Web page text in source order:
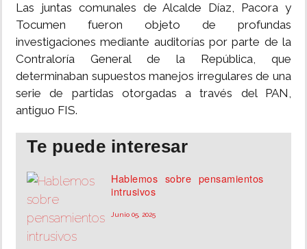
Las juntas comunales de Alcalde Díaz, Pacora y
Tocumen fueron objeto de profundas
investigaciones mediante auditorías por parte de la
Contraloría General de la República, que
determinaban supuestos manejos irregulares de una
serie de partidas otorgadas a través del PAN,
antiguo FIS.
Te puede interesar
Hablemos sobre pensamientos
intrusivos
Junio 05, 2025